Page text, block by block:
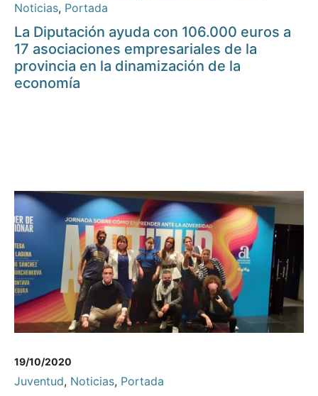
Noticias, Portada
La Diputación ayuda con 106.000 euros a
17 asociaciones empresariales de la
provincia en la dinamización de la
economía
19/10/2020
Juventud, Noticias, Portada